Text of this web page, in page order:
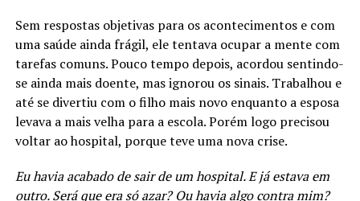
Sem respostas objetivas para os acontecimentos e com
uma saúde ainda frágil, ele tentava ocupar a mente com
tarefas comuns. Pouco tempo depois, acordou sentindo-
se ainda mais doente, mas ignorou os sinais. Trabalhou e
até se divertiu com o filho mais novo enquanto a esposa
levava a mais velha para a escola. Porém logo precisou
voltar ao hospital, porque teve uma nova crise.
Eu havia acabado de sair de um hospital. E já estava em
outro. Será que era só azar? Ou havia algo contra mim?